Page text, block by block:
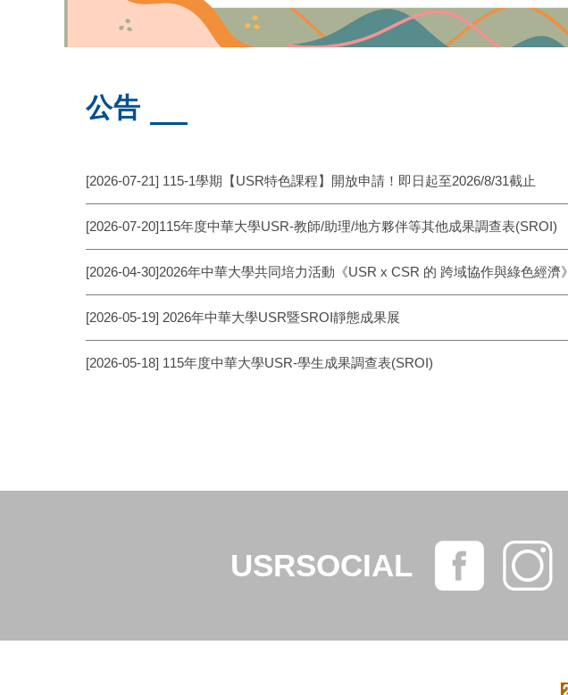
公告
[2026-07-21] 115-1學期【USR特色課程】開放申請！即日起至2026/8/31截止
[2026-07-20]115年度中華大學USR-教師/助理/地方夥伴等其他成果調查表(SROI)
[2026-04-30]2026年中華大學共同培力活動《USR x CSR 的 跨域協作與綠色經濟》
[2026-05-19] 2026年中華大學USR暨SROI靜態成果展
[2026-05-18] 115年度中華大學USR-學生成果調查表(SROI)
USRSOCIAL